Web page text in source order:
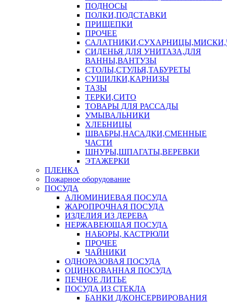
ПОДНОСЫ
ПОЛКИ,ПОДСТАВКИ
ПРИЩЕПКИ
ПРОЧЕЕ
СИДЕНЬЯ ДЛЯ УНИТАЗА,ДЛЯ
ВАННЫ,ВАНТУЗЫ
СТОЛЫ,СТУЛЬЯ,ТАБУРЕТЫ
СУШИЛКИ,КАРНИЗЫ
ТАЗЫ
ТЕРКИ,СИТО
ТОВАРЫ ДЛЯ РАССАДЫ
УМЫВАЛЬНИКИ
ХЛЕБНИЦЫ
ШВАБРЫ,НАСАДКИ,СМЕННЫЕ
ЧАСТИ
ШНУРЫ,ШПАГАТЫ,ВЕРЕВКИ
ЭТАЖЕРКИ
ПЛЕНКА
Пожарное оборудование
ПОСУДА
АЛЮМИНИЕВАЯ ПОСУДА
ЖАРОПРОЧНАЯ ПОСУДА
ИЗДЕЛИЯ ИЗ ДЕРЕВА
НЕРЖАВЕЮЩАЯ ПОСУДА
НАБОРЫ, КАСТРЮЛИ
ПРОЧЕЕ
ЧАЙНИКИ
ОДНОРАЗОВАЯ ПОСУДА
ОЦИНКОВАННАЯ ПОСУДА
ПЕЧНОЕ ЛИТЬЕ
ПОСУДА ИЗ СТЕКЛА
БАНКИ Д/КОНСЕРВИРОВАНИЯ